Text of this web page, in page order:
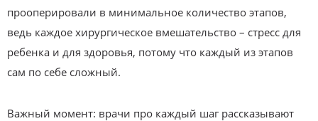
прооперировали в минимальное количество этапов,
ведь каждое хирургическое вмешательство – стресс для
ребенка и для здоровья, потому что каждый из этапов
сам по себе сложный.
Важный момент: врачи про каждый шаг рассказывают